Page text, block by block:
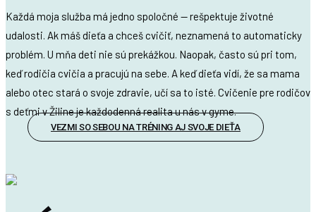
Každá moja služba má jedno spoločné — rešpektuje životné
udalosti. Ak máš dieťa a chceš cvičiť, neznamená to automaticky
problém. U mňa deti nie sú prekážkou. Naopak, často sú pri tom,
keď rodičia cvičia a pracujú na sebe. A keď dieťa vidí, že sa mama
alebo otec stará o svoje zdravie, učí sa to isté. Cvičenie pre rodičov
s deťmi v Žiline je každodenná realita u nás v gyme.
VEZMI SO SEBOU NA TRÉNING AJ SVOJE DIEŤA